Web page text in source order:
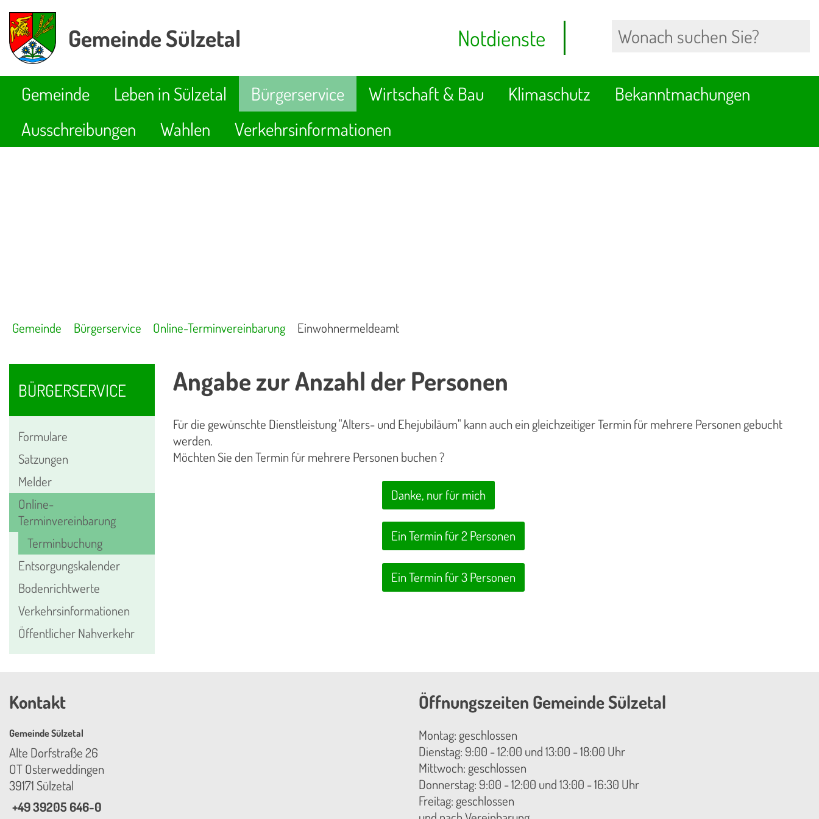
Gemeinde Sülzetal Notdienste
Gemeinde Leben in Sülzetal Bürgerservice Wirtschaft & Bau Klimaschutz
Bekanntmachungen
Ausschreibungen
Wahlen Verkehrsinformationen
Gemeinde Bürgerservice Online-Terminvereinbarung Einwohnermeldeamt
BÜRGERSERVICE
Formulare
Satzungen
Melder
Online-
Terminvereinbarung
Terminbuchung
Entsorgungskalender
Bodenrichtwerte
Verkehrsinformationen
Öffentlicher Nahverkehr
Angabe zur Anzahl der Personen
Für die gewünschte Dienstleistung "Alters- und Ehejubiläum" kann auch ein gleichzeitiger Termin für mehrere Personen gebucht
werden.
Möchten Sie den Termin für mehrere Personen buchen ?
Danke, nur für mich
Ein Termin für 2 Personen
Ein Termin für 3 Personen
Kontakt
Gemeinde Sülzetal
Alte Dorfstraße 26
OT Osterweddingen
39171 Sülzetal
+49 39205 646-0
Öffnungszeiten Gemeinde Sülzetal
Montag: geschlossen
Dienstag: 9:00 - 12:00 und 13:00 - 18:00 Uhr
Mittwoch: geschlossen
Donnerstag: 9:00 - 12:00 und 13:00 - 16:30 Uhr
Freitag: geschlossen